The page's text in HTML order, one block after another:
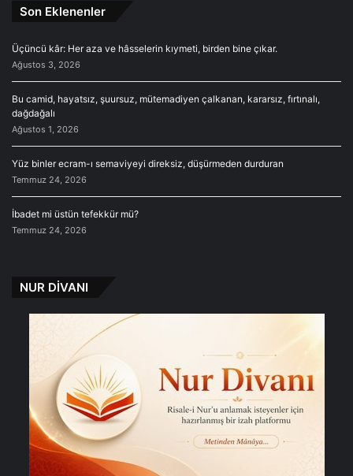
Son Eklenenler
Üçüncü kâr: Her aza ve hâsselerin kıymeti, birden bine çıkar.
Ağustos 3, 2026
Bu camid, hayatsız, şuursuz, mütemadiyen çalkanan, kararsız, fırtınalı,
dağdağalı
Ağustos 1, 2026
Yüz binler ecram-ı semaviyeyi direksiz, düşürmeden durduran
Temmuz 24, 2026
İbadet mi üstün tefekkür mü?
Temmuz 24, 2026
NUR DİVANI